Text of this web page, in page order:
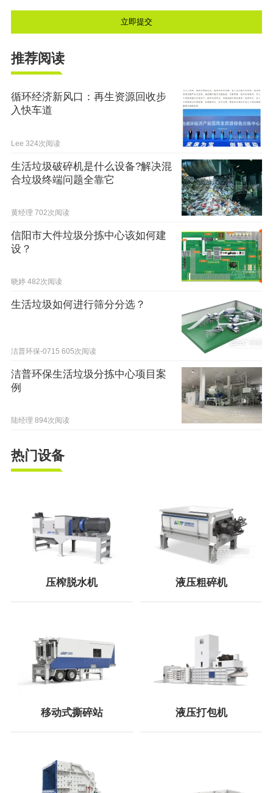
推荐阅读
循环经济新风口：再生资源回收步
入快车道
Lee 324次阅读
生活垃圾破碎机是什么设备?解决混
合垃圾终端问题全靠它
黄经理 702次阅读
信阳市大件垃圾分拣中心该如何建
设？
晓婷 482次阅读
生活垃圾如何进行筛分分选？
洁普环保-0715 605次阅读
洁普环保生活垃圾分拣中心项目案
例
陆经理 894次阅读
热门设备
压榨脱水机 液压粗碎机
移动式撕碎站 液压打包机